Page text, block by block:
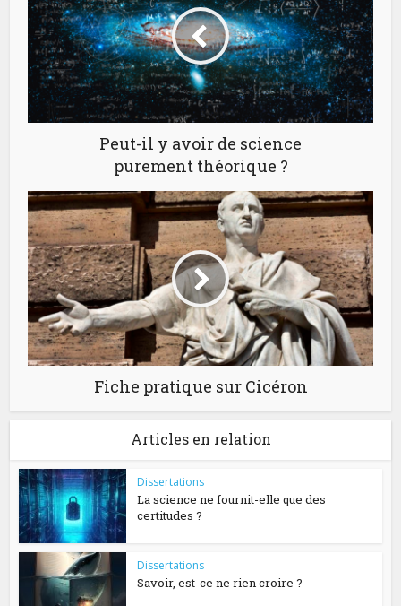
Peut-il y avoir de science
purement théorique ?
Fiche pratique sur Cicéron
Articles en relation
Dissertations
La science ne fournit-elle que des
certitudes ?
Dissertations
Savoir, est-ce ne rien croire ?